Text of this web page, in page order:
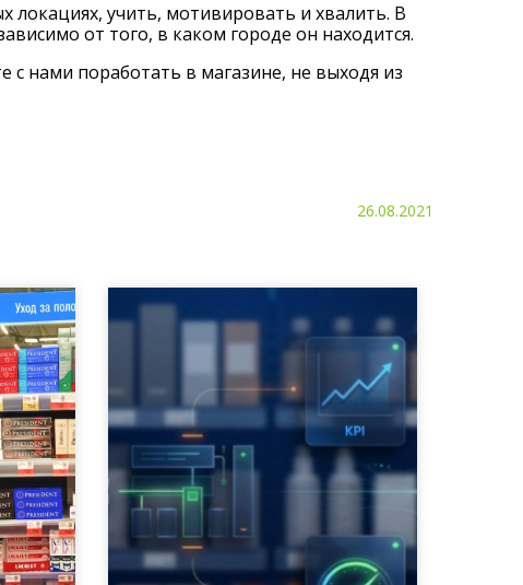
учить, мотивировать и хвалить. В
от того, в каком городе он находится.
нами поработать в магазине, не выходя из
26.08.2021